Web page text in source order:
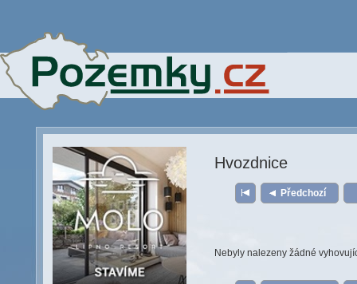
Hvozdnice
Předchozí
Nebyly nalezeny žádné